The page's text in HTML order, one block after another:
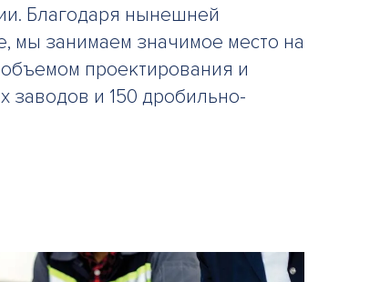
Благодаря нынешней
мы занимаем значимое место на
проектирования и
заводов и 150 дробильно-